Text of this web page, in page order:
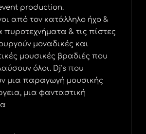
production.
από τον κατάλληλο ήχο &
πυροτεχνήματα & τις πίστες
μοναδικές και
μουσικές βραδιές που
όλοι. Dj’s που
μια παραγωγή μουσικής
μια φανταστική